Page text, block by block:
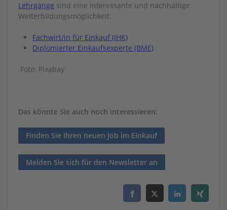
Lehrgänge sind eine interessante und nachhaltige
Weiterbildungsmöglichkeit.
Fachwirt/in für Einkauf (IHK)
Diplomierter Einkaufsexperte (BME)
Foto: Pixabay
Das könnte Sie auch noch interessieren:
Finden Sie Ihren neuen Job im Einkauf
Melden Sie sich für den Newsletter an